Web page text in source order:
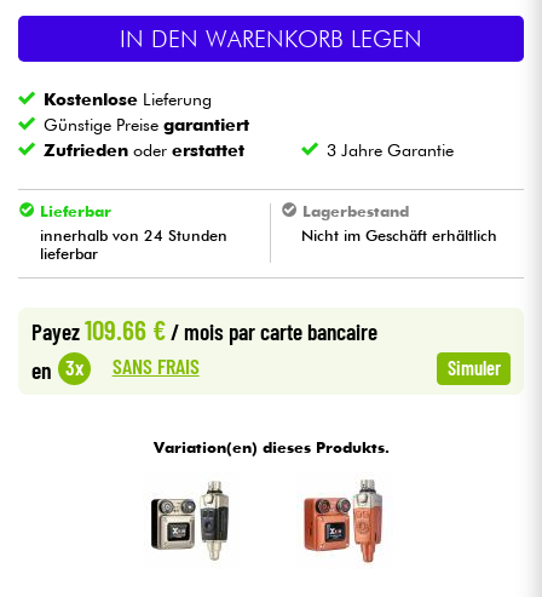
Licht
Drums
Violinen & Quartett
Kabel & Zubehöre
Sehen Sie sich unsere Marken an
IN DEN WARENKORB LEGEN
Kostenlose Lieferung
Günstige Preisegarantiert
Zufrieden odererstattet 3 Jahre Garantie
Lieferbar
innerhalb von 24 Stunden
lieferbar
Lagerbestand
Nicht im Geschäft erhältlich
Payez109.66 €/ mois par carte bancaire
en 3x SANS FRAIS Simuler
Variation(en) dieses Produkts.